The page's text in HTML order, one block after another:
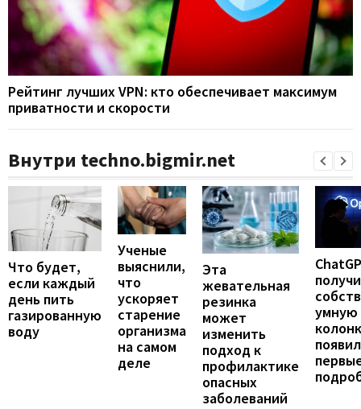
Рейтинг лучших VPN: кто обеспечивает максимум
приватности и скорости
Внутри techno.bigmir.net
Что будет,
если каждый
день пить
газированную
воду
Ученые
выяснили,
что
ускоряет
старение
организма
на самом
деле
Эта
жевательная
резинка
может
изменить
подход к
профилактике
опасных
заболеваний
умную